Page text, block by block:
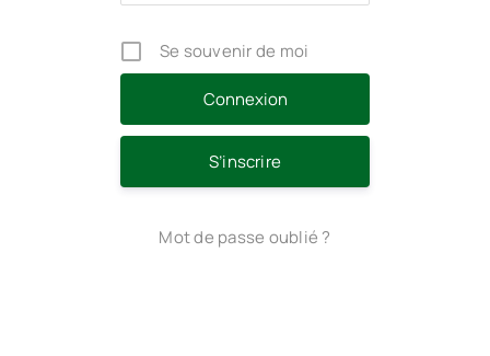
Se souvenir de moi
S’inscrire
Mot de passe oublié ?